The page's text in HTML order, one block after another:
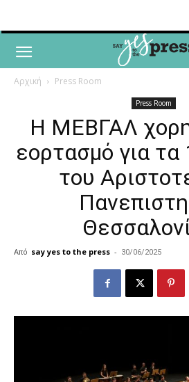
Αρχική Press Room
Press Room
Η ΜΕΒΓΑΛ
εορτασμό για τα
του
Από say yes to the press - 30/06/2025